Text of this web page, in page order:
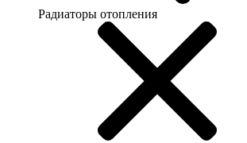
Радиаторы отопления